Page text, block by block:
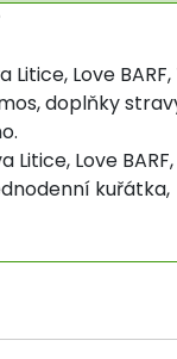
Litice, Love BARF,
doplňky
Litice, Love